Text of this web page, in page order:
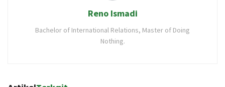
Reno Ismadi
Bachelor of International Relations, Master of Doing
Nothing.